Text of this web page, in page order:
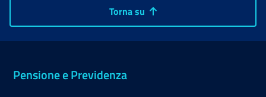
Torna su
Pensione e Previdenza